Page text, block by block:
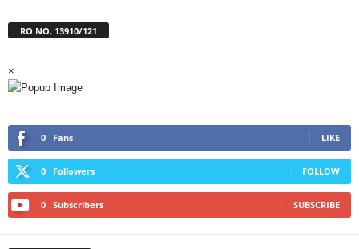
RO NO. 13910/121
×
0 Fans LIKE
0 Followers FOLLOW
0 Subscribers SUBSCRIBE